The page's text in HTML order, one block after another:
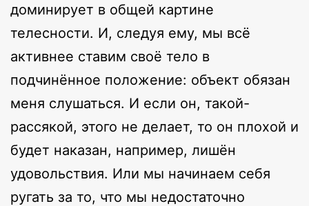
доминирует в общей картине
телесности. И, следуя ему, мы всё
активнее ставим своё тело в
подчинённое положение: объект обязан
меня слушаться. И если он, такой-
рассякой, этого не делает, то он плохой и
будет наказан, например, лишён
удовольствия. Или мы начинаем себя
ругать за то, что мы недостаточно